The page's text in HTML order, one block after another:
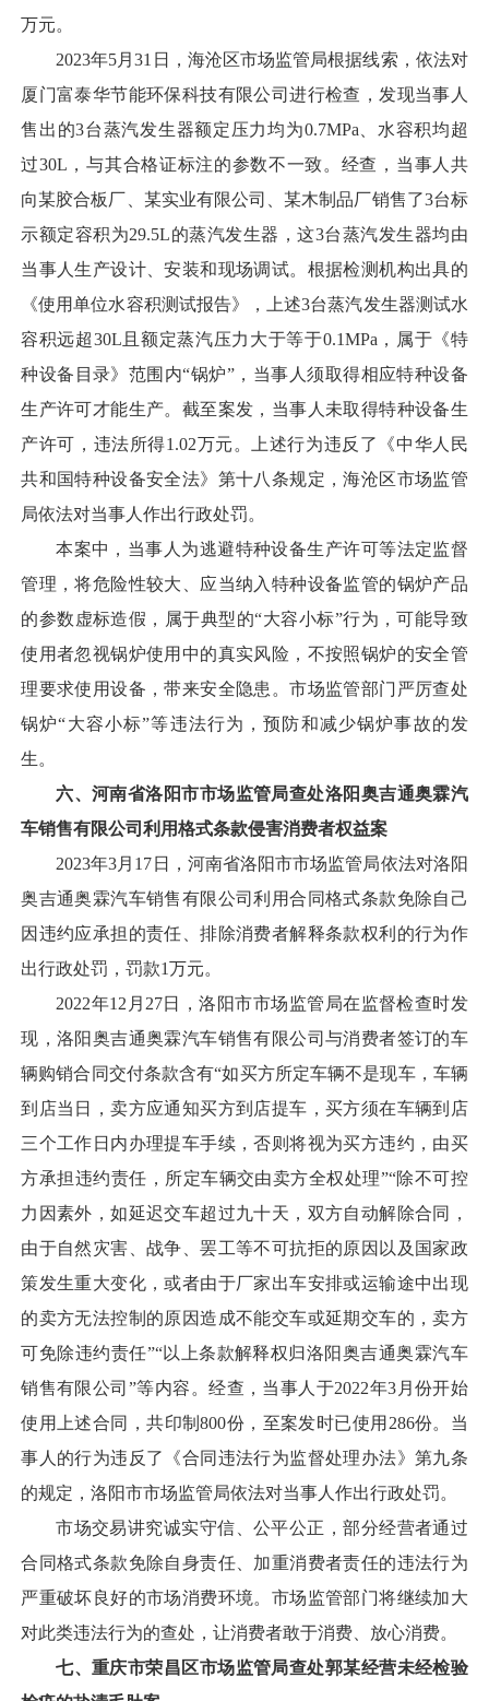
万元。
2023年5月31日，海沧区市场监管局根据线索，依法对
厦门富泰华节能环保科技有限公司进行检查，发现当事人
售出的3台蒸汽发生器额定压力均为0.7MPa、水容积均超
过30L，与其合格证标注的参数不一致。经查，当事人共
向某胶合板厂、某实业有限公司、某木制品厂销售了3台标
示额定容积为29.5L的蒸汽发生器，这3台蒸汽发生器均由
当事人生产设计、安装和现场调试。根据检测机构出具的
《使用单位水容积测试报告》，上述3台蒸汽发生器测试水
容积远超30L且额定蒸汽压力大于等于0.1MPa，属于《特
种设备目录》范围内“锅炉”，当事人须取得相应特种设备
生产许可才能生产。截至案发，当事人未取得特种设备生
产许可，违法所得1.02万元。上述行为违反了《中华人民
共和国特种设备安全法》第十八条规定，海沧区市场监管
局依法对当事人作出行政处罚。
本案中，当事人为逃避特种设备生产许可等法定监督
管理，将危险性较大、应当纳入特种设备监管的锅炉产品
的参数虚标造假，属于典型的“大容小标”行为，可能导致
使用者忽视锅炉使用中的真实风险，不按照锅炉的安全管
理要求使用设备，带来安全隐患。市场监管部门严厉查处
锅炉“大容小标”等违法行为，预防和减少锅炉事故的发
生。
六、河南省洛阳市市场监管局查处洛阳奥吉通奥霖汽
车销售有限公司利用格式条款侵害消费者权益案
2023年3月17日，河南省洛阳市市场监管局依法对洛阳
奥吉通奥霖汽车销售有限公司利用合同格式条款免除自己
因违约应承担的责任、排除消费者解释条款权利的行为作
出行政处罚，罚款1万元。
2022年12月27日，洛阳市市场监管局在监督检查时发
现，洛阳奥吉通奥霖汽车销售有限公司与消费者签订的车
辆购销合同交付条款含有“如买方所定车辆不是现车，车辆
到店当日，卖方应通知买方到店提车，买方须在车辆到店
三个工作日内办理提车手续，否则将视为买方违约，由买
方承担违约责任，所定车辆交由卖方全权处理”“除不可控
力因素外，如延迟交车超过九十天，双方自动解除合同，
由于自然灾害、战争、罢工等不可抗拒的原因以及国家政
策发生重大变化，或者由于厂家出车安排或运输途中出现
的卖方无法控制的原因造成不能交车或延期交车的，卖方
可免除违约责任”“以上条款解释权归洛阳奥吉通奥霖汽车
销售有限公司”等内容。经查，当事人于2022年3月份开始
使用上述合同，共印制800份，至案发时已使用286份。当
事人的行为违反了《合同违法行为监督处理办法》第九条
的规定，洛阳市市场监管局依法对当事人作出行政处罚。
市场交易讲究诚实守信、公平公正，部分经营者通过
合同格式条款免除自身责任、加重消费者责任的违法行为
严重破坏良好的市场消费环境。市场监管部门将继续加大
对此类违法行为的查处，让消费者敢于消费、放心消费。
七、 重庆市荣昌区市场监管局查处郭某经营未经检验